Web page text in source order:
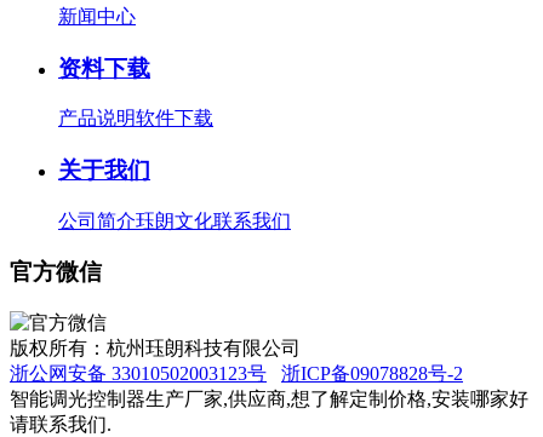
新闻中心
资料下载
产品说明软件下载
关于我们
公司简介珏朗文化联系我们
官方微信
版权所有：杭州珏朗科技有限公司
浙公网安备 33010502003123号
浙ICP备09078828号-2
智能调光控制器生产厂家,供应商,想了解定制价格,安装哪家好
请联系我们.